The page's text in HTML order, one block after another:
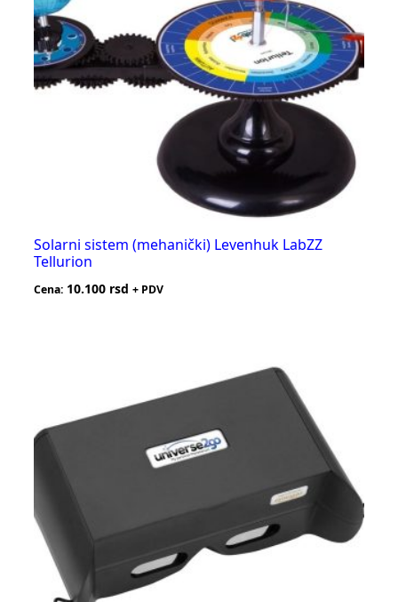
Solarni sistem (mehanički) Levenhuk LabZZ
Tellurion
Cena: 10.100 rsd + PDV